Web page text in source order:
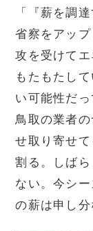
「『薪を調
省察をアッ
攻を受けてエ
もたもたし
い可能性だ
鳥取の業者
せ取り寄せ
割る。しば
ない。今シ
の薪は申し分